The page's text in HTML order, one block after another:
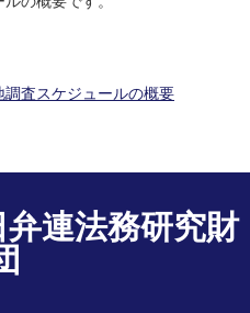
査スケジュールの概要
連法務研究財